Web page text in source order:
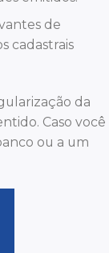
de
cadastrais
da
Caso você
ou a um